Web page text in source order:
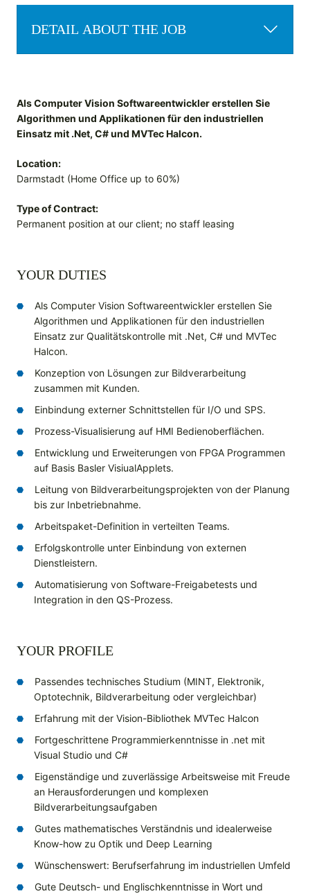
DETAIL ABOUT THE JOB
Als Computer Vision Softwareentwickler erstellen Sie
Algorithmen und Applikationen für den industriellen
Einsatz mit .Net, C# und MVTec Halcon.
Location:
Darmstadt (Home Office up to 60%)
Type of Contract:
Permanent position at our client; no staff leasing
YOUR DUTIES
Als Computer Vision Softwareentwickler erstellen Sie
Algorithmen und Applikationen für den industriellen
Einsatz zur Qualitätskontrolle mit .Net, C# und MVTec
Halcon.
Konzeption von Lösungen zur Bildverarbeitung
zusammen mit Kunden.
Einbindung externer Schnittstellen für I/O und SPS.
Prozess-Visualisierung auf HMI Bedienoberflächen.
Entwicklung und Erweiterungen von FPGA Programmen
auf Basis Basler VisiualApplets.
Leitung von Bildverarbeitungsprojekten von der Planung
bis zur Inbetriebnahme.
Arbeitspaket-Definition in verteilten Teams.
Erfolgskontrolle unter Einbindung von externen
Dienstleistern.
Automatisierung von Software-Freigabetests und
Integration in den QS-Prozess.
YOUR PROFILE
Passendes technisches Studium (MINT, Elektronik,
Optotechnik, Bildverarbeitung oder vergleichbar)
Erfahrung mit der Vision-Bibliothek MVTec Halcon
Fortgeschrittene Programmierkenntnisse in .net mit
Visual Studio und C#
Eigenständige und zuverlässige Arbeitsweise mit Freude
an Herausforderungen und komplexen
Bildverarbeitungsaufgaben
Gutes mathematisches Verständnis und idealerweise
Know-how zu Optik und Deep Learning
Wünschenswert: Berufserfahrung im industriellen Umfeld
Gute Deutsch- und Englischkenntnisse in Wort und